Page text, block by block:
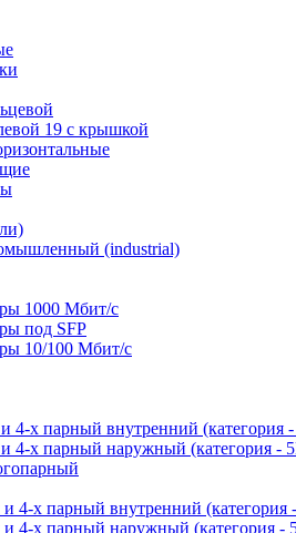
19 с крышкой
(industrial)
1000 Мбит/с
под SFP
10/100 Мбит/с
4-х парный внутренний (категория
4-х парный наружный (категория -
и 4-х парный внутренний
и 4-х парный наружный (категория -